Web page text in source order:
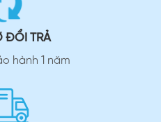
ĐỔI TRẢ
hành 1 năm